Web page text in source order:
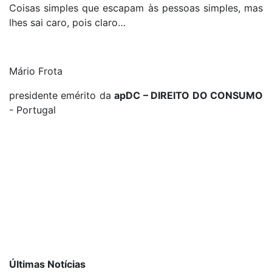
Coisas simples que escapam às pessoas simples, mas
lhes sai caro, pois claro…
Mário Frota
presidente emérito daapDC – DIREITO DO CONSUMO
- Portugal
Últimas Notícias